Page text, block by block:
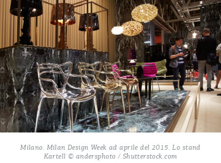
Milano. Milan Design Week ad aprile del 2015. Lo stand
Kartell © andersphoto / Shutterstock.com